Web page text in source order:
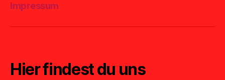
Impressum
Hier findest du uns